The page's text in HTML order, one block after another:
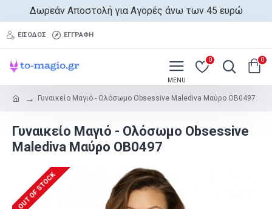
Δωρεάν Αποστολή για Αγορές άνω των 45 ευρώ
ΕΊΣΟΔΟΣ ΕΓΓΡΑΦΉ
0 0
Γυναικείο Μαγιό - Ολόσωμο Obsessive Malediva Μαύρο OB0497
Γυναικείο Μαγιό - Ολόσωμο Obsessive
Malediva Μαύρο OB0497
OUT OF STOCK